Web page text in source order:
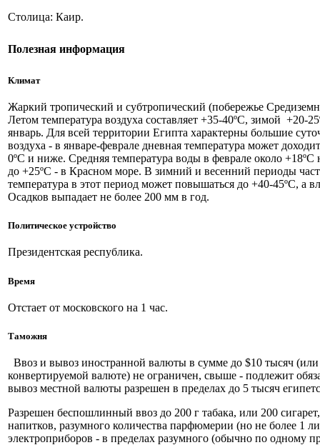
Столица: Каир.
Полезная информация
Климат
Жаркий тропический и субтропический (побережье
Летом температура воздуха составляет +35-40ºС, зимой +20-
январь. Для всей территории Египта характерны большие
воздуха - в январе-феврале дневная температура может
0ºС и ниже. Средняя температура воды в феврале около
до +25ºС - в Красном море. В зимний и весенний периоды
температура в этот период может повышаться до +40-45ºС, а
Осадков выпадает не более 200 мм в год.
Политическое устройство
Президентская республика.
Время
Отстает от московского на 1 час.
Таможня
Ввоз и вывоз иностранной валюты в сумме до $10 тысяч (или
конвертируемой валюте) не ограничен, свыше - подлежит
вывоз местной валюты разрешен в пределах до 5 тысяч
Разрешен беспошлинный ввоз до 200 г табака, или 200
напитков, разумного количества парфюмерии (но не более 1
электроприборов - в пределах разумного (обычно по одному